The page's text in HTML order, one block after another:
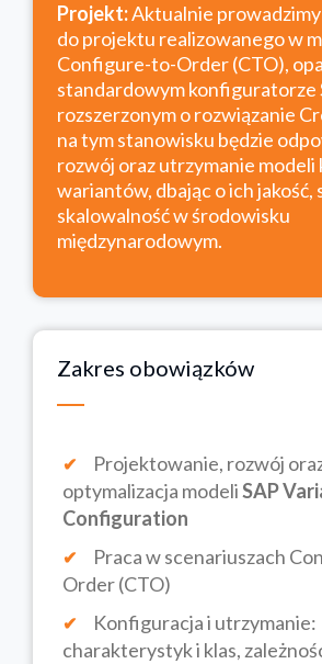
Projekt:Aktualnie
do projektu realizowanego w
Configure-to-Order (CTO),
standardowym konfiguratorze
rozszerzonym o rozwiązanie
na tym stanowisku będzie
rozwój oraz utrzymanie
wariantów, dbając o ich jakość,
skalowalność w środowisku
międzynarodowym.
Zakres obowiązków
Projektowanie, rozwój
optymalizacja modeliSAP
Configuration
Praca w scenariuszach
Order (CTO)
Konfiguracja i utrzymanie:
charakterystyk i klas,